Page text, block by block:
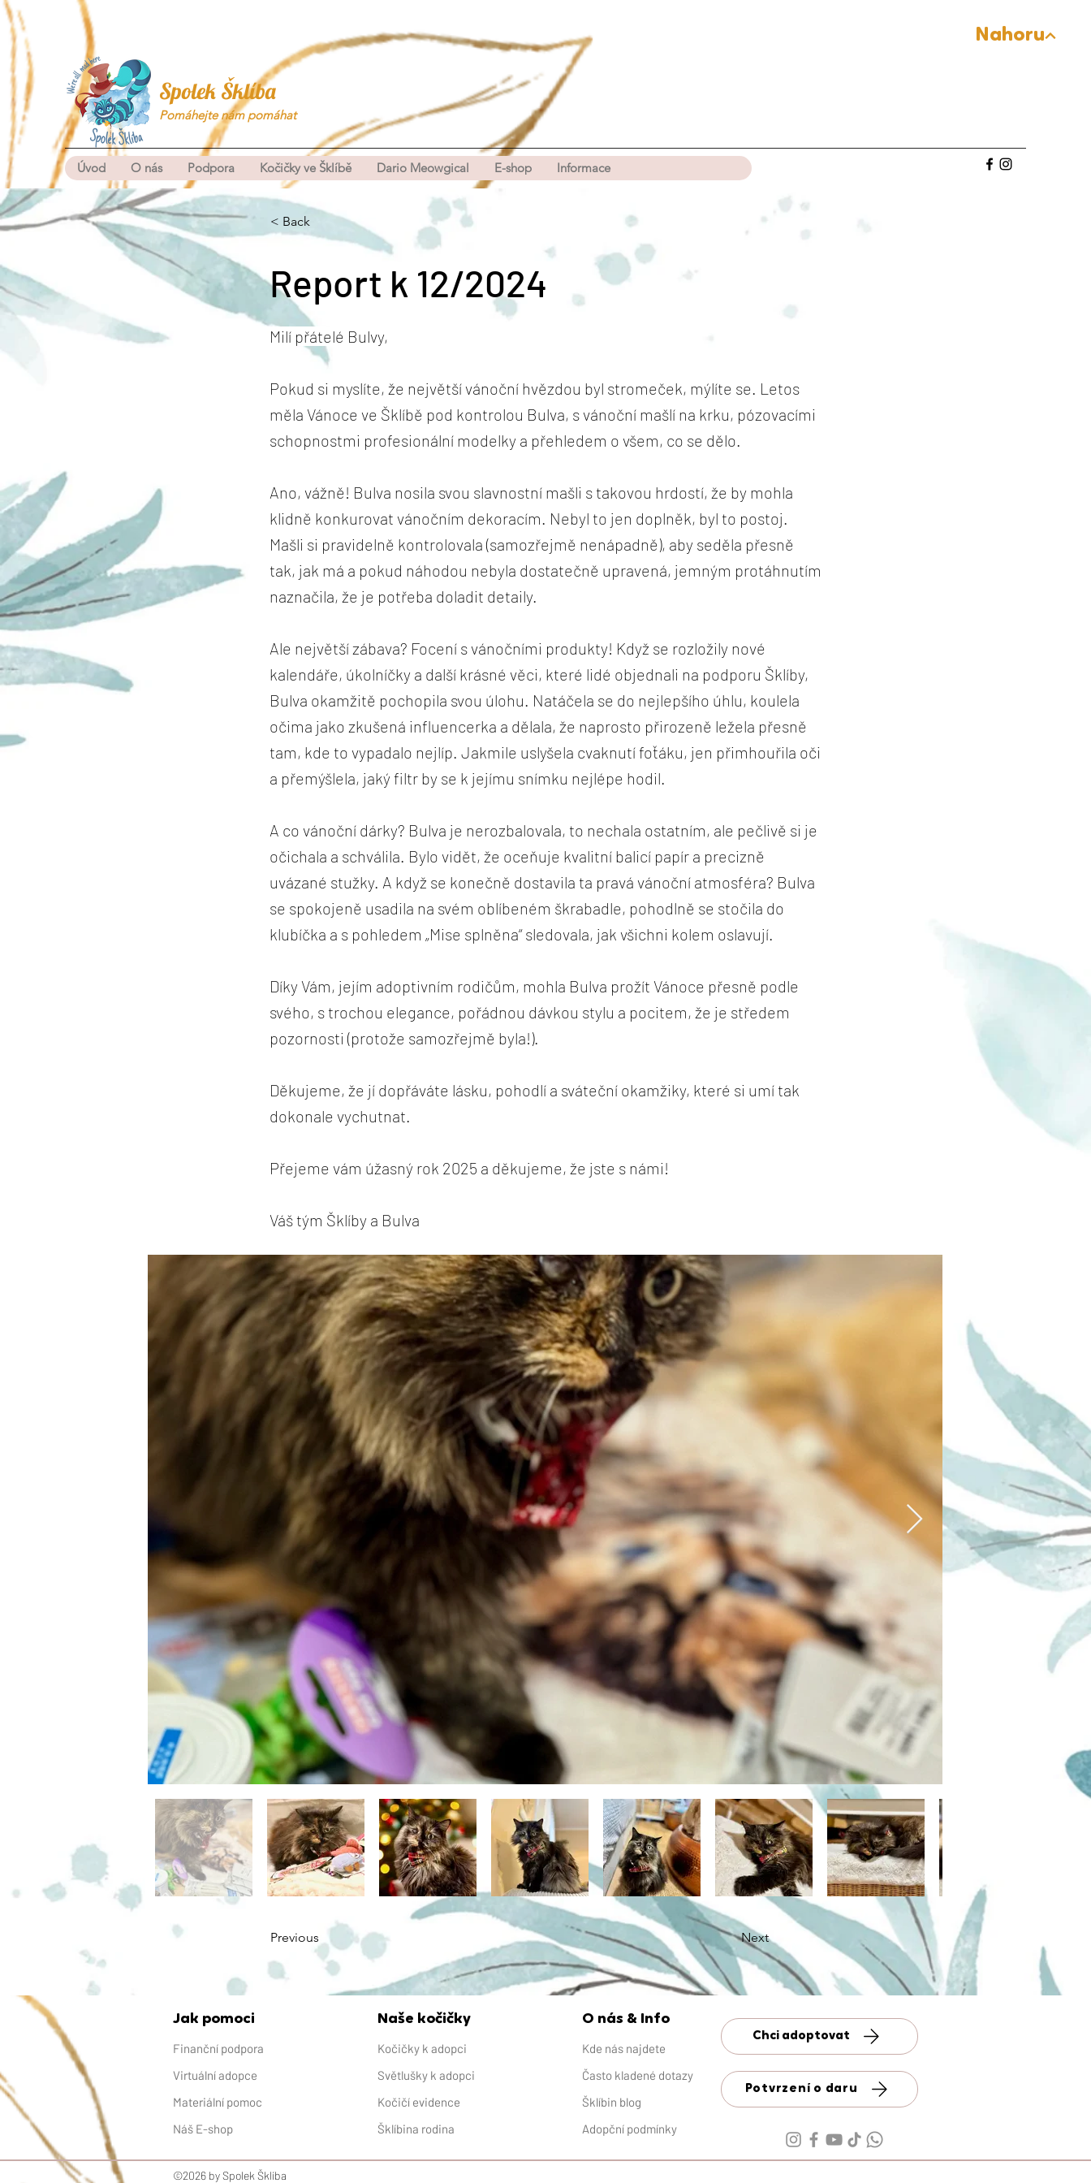
Nahoru
Spolek Šklíba
Pomáhejte nám pomáhat
Úvod O nás Podpora Kočičky ve Šklíbě Dario Meowgical E-shop Informace
< Back
Report k 12/2024
Milí přátelé Bulvy,
Pokud si myslíte, že největší vánoční hvězdou byl stromeček, mýlíte se. Letos
měla Vánoce ve Šklíbě pod kontrolou Bulva, s vánoční mašlí na krku, pózovacími
schopnostmi profesionální modelky a přehledem o všem, co se dělo.
Ano, vážně! Bulva nosila svou slavnostní mašli s takovou hrdostí, že by mohla
klidně konkurovat vánočním dekoracím. Nebyl to jen doplněk, byl to postoj.
Mašli si pravidelně kontrolovala (samozřejmě nenápadně), aby seděla přesně
tak, jak má a pokud náhodou nebyla dostatečně upravená, jemným protáhnutím
naznačila, že je potřeba doladit detaily.
Ale největší zábava? Focení s vánočními produkty! Když se rozložily nové
kalendáře, úkolníčky a další krásné věci, které lidé objednali na podporu Šklíby,
Bulva okamžitě pochopila svou úlohu. Natáčela se do nejlepšího úhlu, koulela
očima jako zkušená influencerka a dělala, že naprosto přirozeně ležela přesně
tam, kde to vypadalo nejlíp. Jakmile uslyšela cvaknutí foťáku, jen přimhouřila oči
a přemýšlela, jaký filtr by se k jejímu snímku nejlépe hodil.
A co vánoční dárky? Bulva je nerozbalovala, to nechala ostatním, ale pečlivě si je
očichala a schválila. Bylo vidět, že oceňuje kvalitní balicí papír a precizně
uvázané stužky. A když se konečně dostavila ta pravá vánoční atmosféra? Bulva
se spokojeně usadila na svém oblíbeném škrabadle, pohodlně se stočila do
klubíčka a s pohledem „Mise splněna“ sledovala, jak všichni kolem oslavují.
Díky Vám, jejím adoptivním rodičům, mohla Bulva prožít Vánoce přesně podle
svého, s trochou elegance, pořádnou dávkou stylu a pocitem, že je středem
pozornosti (protože samozřejmě byla!).
Děkujeme, že jí dopřáváte lásku, pohodlí a sváteční okamžiky, které si umí tak
dokonale vychutnat.
Přejeme vám úžasný rok 2025 a děkujeme, že jste s námi!
Váš tým Šklíby a Bulva
Previous Next
Jak pomoci
Finanční podpora
Virtuální adopce
Materiální pomoc
Náš E-shop
Naše kočičky
Kočičky k adopci
Světlušky k adopci
Kočičí evidence
Šklíbina rodina
O nás & Info
Kde nás najdete
Často kladené dotazy
Šklíbin blog
Adopční podmínky
Chci adoptovat
Potvrzení o daru
©2026 by Spolek Šklíba